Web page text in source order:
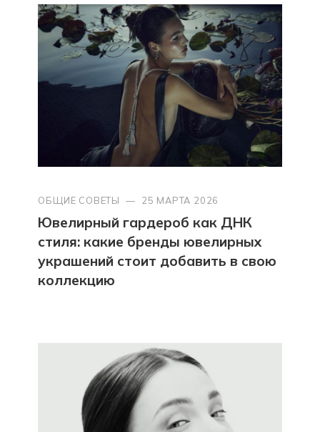
ОБЩИЕ СОВЕТЫ — 25 МАРТА 2026
Ювелирный гардероб как ДНК
стиля: какие бренды ювелирных
украшений стоит добавить в свою
коллекцию